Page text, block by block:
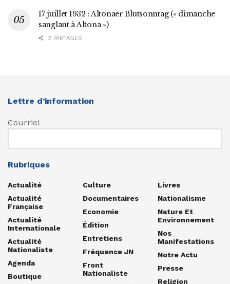
17 juillet 1932 : Altonaer Blutsonntag (« dimanche
sanglant à Altona »)
2 PARTAGES
Lettre d’information
Courriel
Rubriques
Actualité
Actualité
Française
Actualité
Internationale
Actualité
Nationaliste
Agenda
Boutique
Culture
Documentaires
Economie
Édition
Entretiens
Fréquence JN
Front
Nationaliste
Livres
Nationalisme
Nature Et
Environnement
Nos
Manifestations
Notre Actu
Presse
Religion